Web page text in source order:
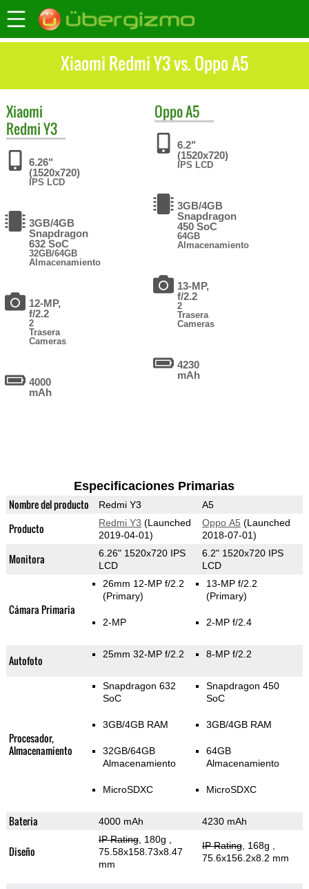
Xiaomi Redmi Y3 vs. Oppo A5
Xiaomi
Redmi Y3
6.26"
(1520x720)
IPS LCD
3GB/4GB
Snapdragon
632 SoC
32GB/64GB
Almacenamiento
12-MP,
f/2.2
2
Trasera
Cameras
4000
mAh
OppoA5
6.2"
(1520x720)
IPS LCD
3GB/4GB
Snapdragon
450 SoC
64GB
Almacenamiento
13-MP,
f/2.2
2
Trasera
Cameras
4230
mAh
Especificaciones Primarias
Nombre del producto Redmi Y3 A5
Producto Redmi Y3 (Launched
2019-04-01)
Oppo A5 (Launched
2018-07-01)
Monitora
6.26" 1520x720 IPS
LCD
6.2" 1520x720 IPS
LCD
Cámara Primaria
26mm 12-MP f/2.2
(Primary)
2-MP
13-MP f/2.2
(Primary)
2-MP f/2.4
Autofoto 25mm 32-MP f/2.2 8-MP f/2.2
Procesador,
Almacenamiento
Snapdragon 632
SoC
3GB/4GB RAM
32GB/64GB
Almacenamiento
MicroSDXC
Snapdragon 450
SoC
3GB/4GB RAM
64GB
Almacenamiento
MicroSDXC
Bateria 4000 mAh 4230 mAh
Diseño
IP Rating, 180g
75.58x158.73x8.47
mm
IP Rating, 168g
75.6x156.2x8.2 mm